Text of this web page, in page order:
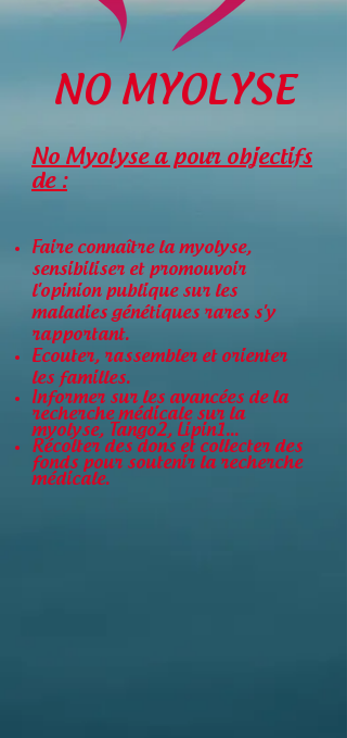
No Myolyse a pour objectifs
de :
Faire connaître la myolyse,
sensibiliser et promouvoir
l'opinion publique sur les
maladies génétiques rares s'y
rapportant.
Ecouter, rassembler et orienter
les familles.
Informer sur les avancées de la
recherche médicale sur la
myolyse, Tango2, Lipin1...
Récolter des dons et collecter des
fonds pour soutenir la recherche
médicale.
NO MYOLYSE